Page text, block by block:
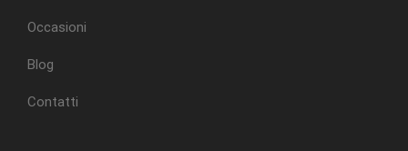
Occasioni
Blog
Contatti